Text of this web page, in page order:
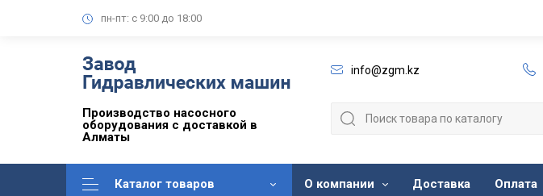
пн-пт: с 9:00 до 18:00
Производство насосного
оборудования с доставкой в
Алматы
info@zgm.kz
Каталог товаров О компании Доставка Оплата